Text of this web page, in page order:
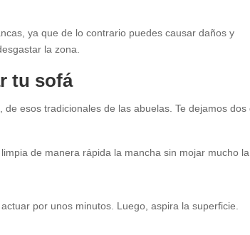
ya que de lo contrario puedes causar daños y
la zona.
tu sofá
esos tradicionales de las abuelas. Te dejamos dos
de manera rápida la mancha sin mojar mucho la
por unos minutos. Luego, aspira la superficie.